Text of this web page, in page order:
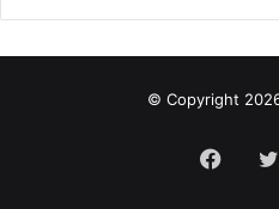
© Copyright